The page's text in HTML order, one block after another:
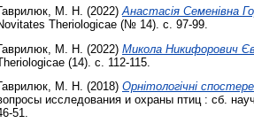
М. Н.
(2022) Анастасія Семенівна
Theriologicae (№ 14). с. 97-99.
М. Н. (2022) Микола Никифорович
(14). с. 112-115.
М. Н. (2018) Орнітологічні
исследования и охраны птиц : сб.
51.